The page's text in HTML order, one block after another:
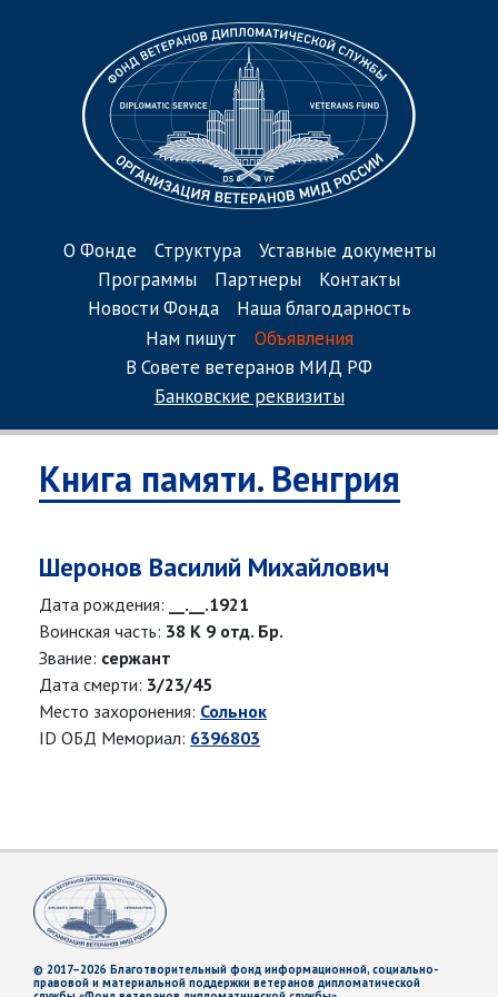
О Фонде Структура
Уставные документы
Программы
Партнеры
Контакты
Новости Фонда
Наша благодарность
Нам пишут
Объявления
В Совете ветеранов МИД РФ
Банковские реквизиты
Книга памяти. Венгрия
Шеронов Василий Михайлович
Дата рождения:
__.__.1921
Воинская часть: 38 К 9 отд. Бр.
Звание: сержант
Дата смерти: 3/23/45
Место захоронения: Сольнок
ID ОБД Мемориал: 6396803
© 2017–2026 Благотворительный фонд информационной, социально-
правовой и материальной поддержки ветеранов дипломатической